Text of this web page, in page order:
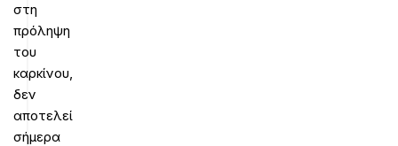
στη
πρόληψη
του
καρκίνου,
δεν
αποτελεί
σήμερα